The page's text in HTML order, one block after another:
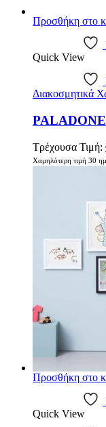
Προσθήκη στο
Quick View
Διακοσμητικά
Τρέχουσα Τιμή:
Χαμηλότερη τιμή 30
Προσθήκη στο
Quick View